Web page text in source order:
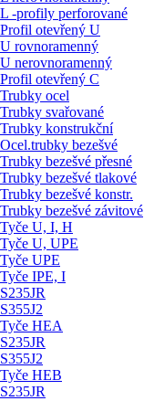
L -profily perforované
Profil otevřený U
U rovnoramenný
U nerovnoramenný
Profil otevřený C
Trubky ocel
Trubky svařované
Trubky konstrukční
Ocel.trubky bezešvé
Trubky bezešvé přesné
Trubky bezešvé tlakové
Trubky bezešvé konstr.
Trubky bezešvé závitové
Tyče U, I, H
Tyče U, UPE
Tyče UPE
Tyče IPE, I
S235JR
S355J2
Tyče HEA
S235JR
S355J2
Tyče HEB
S235JR